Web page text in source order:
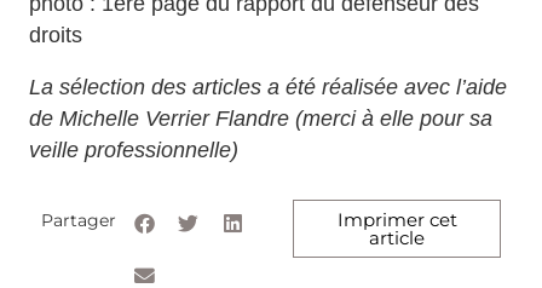
droits
La sélection des articles a été réalisée avec l’aide
de Michelle Verrier Flandre (merci à elle pour sa
veille professionnelle)
Partager Imprimer cet
article